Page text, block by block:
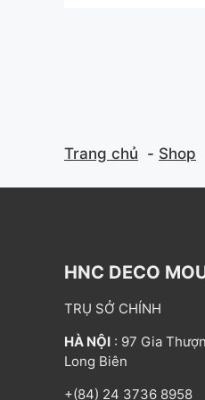
Trang chủ Shop
HNC DECO
TRỤ SỞ CHÍNH
HÀ NỘI : 97 Gia
Long Biên
+(84) 24 3736 8958